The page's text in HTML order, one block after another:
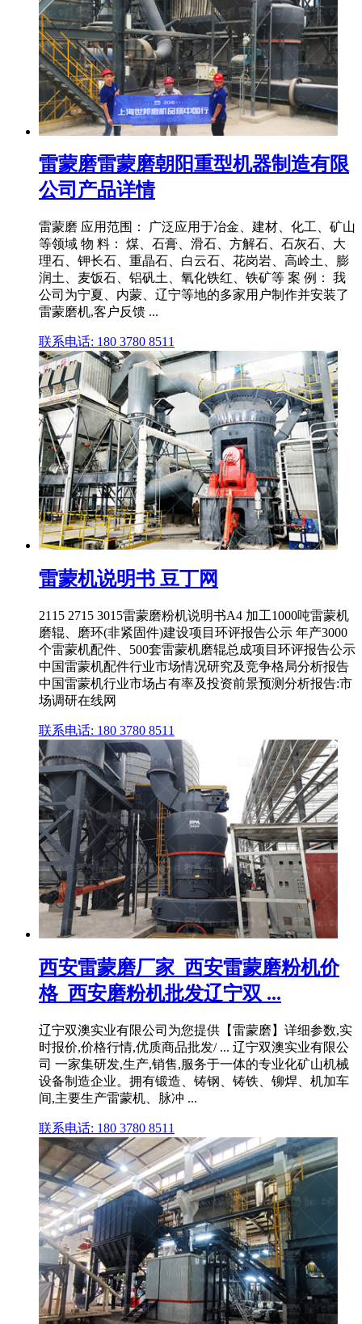
雷蒙磨雷蒙磨朝阳重型机器制造有限
公司产品详情
雷蒙磨 应用范围： 广泛应用于冶金、建材、化工、矿山
等领域 物 料： 煤、石膏、滑石、方解石、石灰石、大
理石、钾长石、重晶石、白云石、花岗岩、高岭土、膨
润土、麦饭石、铝矾土、氧化铁红、铁矿等 案 例： 我
公司为宁夏、内蒙、辽宁等地的多家用户制作并安装了
雷蒙磨机,客户反馈 ...
联系电话: 180 3780 8511
雷蒙机说明书 豆丁网
2115 2715 3015雷蒙磨粉机说明书A4 加工1000吨雷蒙机
磨辊、磨环(非紧固件)建设项目环评报告公示 年产3000
个雷蒙机配件、500套雷蒙机磨辊总成项目环评报告公示
中国雷蒙机配件行业市场情况研究及竞争格局分析报告
中国雷蒙机行业市场占有率及投资前景预测分析报告:市
场调研在线网
联系电话: 180 3780 8511
西安雷蒙磨厂家_西安雷蒙磨粉机价
格_西安磨粉机批发辽宁双 ...
辽宁双澳实业有限公司为您提供【雷蒙磨】详细参数,实
时报价,价格行情,优质商品批发/ ... 辽宁双澳实业有限公
司 一家集研发,生产,销售,服务于一体的专业化矿山机械
设备制造企业。拥有锻造、铸钢、铸铁、铆焊、机加车
间,主要生产雷蒙机、脉冲 ...
联系电话: 180 3780 8511